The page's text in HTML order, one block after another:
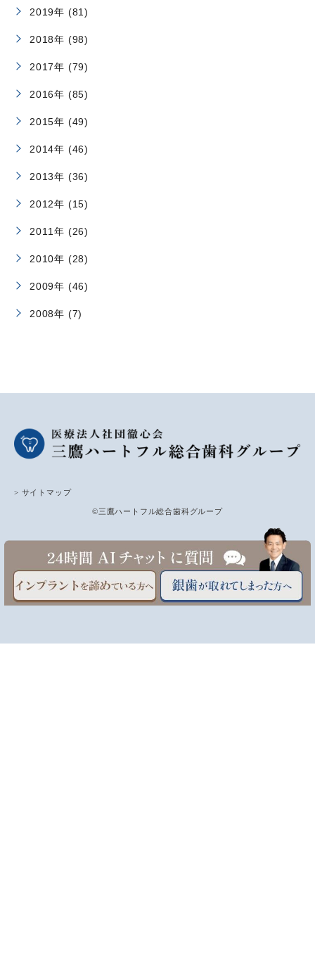
2019年 (81)
2018年 (98)
2017年 (79)
2016年 (85)
2015年 (49)
2014年 (46)
2013年 (36)
2012年 (15)
2011年 (26)
2010年 (28)
2009年 (46)
2008年 (7)
> サイトマップ
©三鷹ハートフル総合歯科グループ